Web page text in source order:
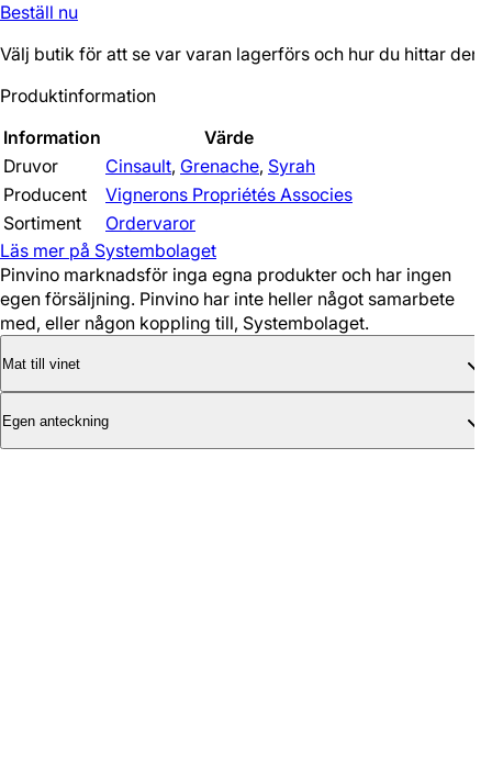
Beställ nu
Välj butik för att se var varan lagerförs och hur du hittar den.
Produktinformation
Information
Värde
Druvor
Cinsault, Grenache, Syrah
Producent
Vignerons Propriétés Associes
Sortiment
Ordervaror
Läs mer på Systembolaget
Pinvino marknadsför inga egna produkter och har ingen
egen försäljning. Pinvino har inte heller något samarbete
med, eller någon koppling till, Systembolaget.
Mat till vinet
Egen anteckning